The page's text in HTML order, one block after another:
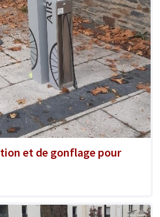
et de gonflage pour